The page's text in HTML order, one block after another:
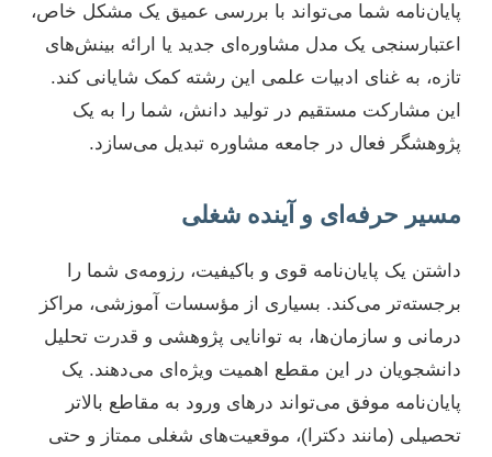
پایان‌نامه شما می‌تواند با بررسی عمیق یک مشکل خاص،
اعتبارسنجی یک مدل مشاوره‌ای جدید یا ارائه بینش‌های
تازه، به غنای ادبیات علمی این رشته کمک شایانی کند.
این مشارکت مستقیم در تولید دانش، شما را به یک
پژوهشگر فعال در جامعه مشاوره تبدیل می‌سازد.
مسیر حرفه‌ای و آینده شغلی
داشتن یک پایان‌نامه قوی و باکیفیت، رزومه‌ی شما را
برجسته‌تر می‌کند. بسیاری از مؤسسات آموزشی، مراکز
درمانی و سازمان‌ها، به توانایی پژوهشی و قدرت تحلیل
دانشجویان در این مقطع اهمیت ویژه‌ای می‌دهند. یک
پایان‌نامه موفق می‌تواند درهای ورود به مقاطع بالاتر
تحصیلی (مانند دکترا)، موقعیت‌های شغلی ممتاز و حتی